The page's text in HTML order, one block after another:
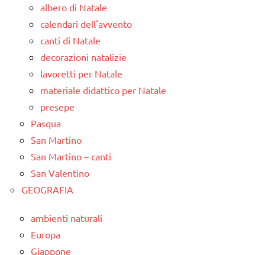
albero di Natale
calendari dell'avvento
canti di Natale
decorazioni natalizie
lavoretti per Natale
materiale didattico per Natale
presepe
Pasqua
San Martino
San Martino – canti
San Valentino
GEOGRAFIA
ambienti naturali
Europa
Giappone